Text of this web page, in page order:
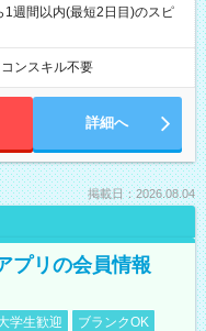
週間以内(最短2日目)のスピ
ンスキル不要
詳細へ
掲載日：2026.08.04
プリの会員情報
学生歓迎
ブランクOK